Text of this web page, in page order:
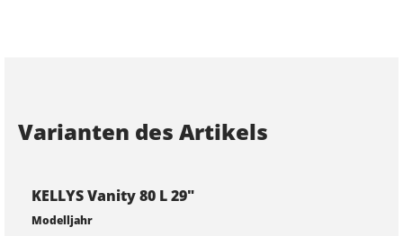
Varianten des Artikels
KELLYS Vanity 80 L 29"
Modelljahr